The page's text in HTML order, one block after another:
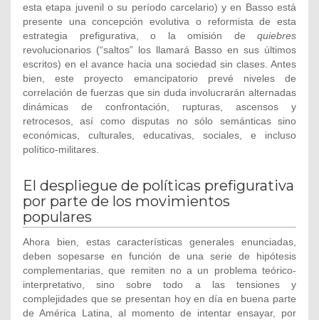
esta etapa juvenil o su período carcelario) y en Basso está
presente una concepción evolutiva o reformista de esta
estrategia prefigurativa, o la omisión de quiebres
revolucionarios (“saltos” los llamará Basso en sus últimos
escritos) en el avance hacia una sociedad sin clases. Antes
bien, este proyecto emancipatorio prevé niveles de
correlación de fuerzas que sin duda involucrarán alternadas
dinámicas de confrontación, rupturas, ascensos y
retrocesos, así como disputas no sólo semánticas sino
económicas, culturales, educativas, sociales, e incluso
político-militares.
El despliegue de políticas prefigurativa
por parte de los movimientos
populares
Ahora bien, estas características generales enunciadas,
deben sopesarse en función de una serie de hipótesis
complementarias, que remiten no a un problema teórico-
interpretativo, sino sobre todo a las tensiones y
complejidades que se presentan hoy en día en buena parte
de América Latina, al momento de intentar ensayar, por